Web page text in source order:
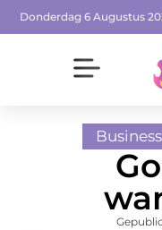
Donderdag 6 Augustus